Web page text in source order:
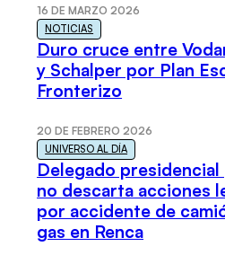
16 DE MARZO 2026
NOTICIAS
Duro cruce entre
y Schalper por Plan
Fronterizo
20 DE FEBRERO 2026
UNIVERSO AL DÍA
Delegado presidencial
no descarta acciones
por accidente de
gas en Renca